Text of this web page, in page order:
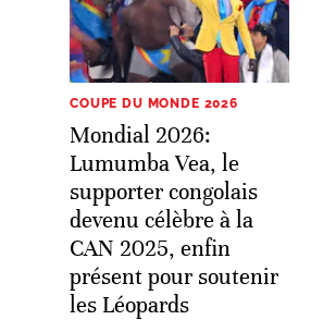
COUPE DU MONDE 2026
Mondial 2026:
Lumumba Vea, le
supporter congolais
devenu célèbre à la
CAN 2025, enfin
présent pour soutenir
les Léopards